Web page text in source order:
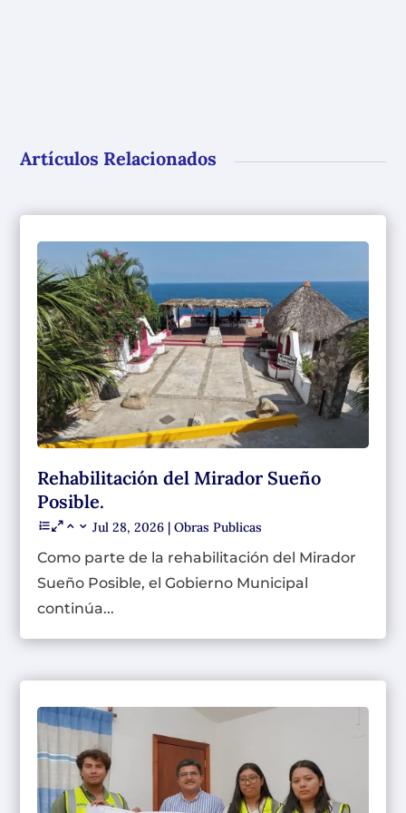
Artículos Relacionados
Rehabilitación del Mirador Sueño
Posible.
Jul 28, 2026 |Obras Publicas
Como parte de la rehabilitación del Mirador
Sueño Posible, el Gobierno Municipal
continúa...